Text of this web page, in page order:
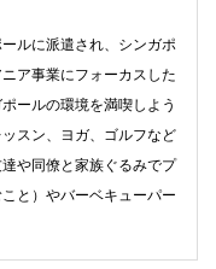
ルに派遣され、シンガポ
ア事業にフォーカスした
ールの環境を満喫しよう
スン、ヨガ、ゴルフなど
や同僚と家族ぐるみでプ
と）やバーベキューパー